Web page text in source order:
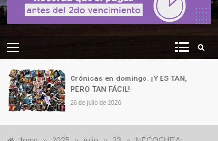
Crónicas en domingo. ¡Y ES TAN,
PERO TAN FÁCIL!
26 de julio de 2026